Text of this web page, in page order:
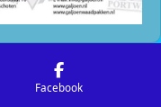
Facebook